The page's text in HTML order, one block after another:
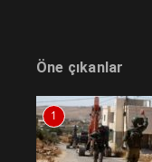
Öne çıkanlar
1